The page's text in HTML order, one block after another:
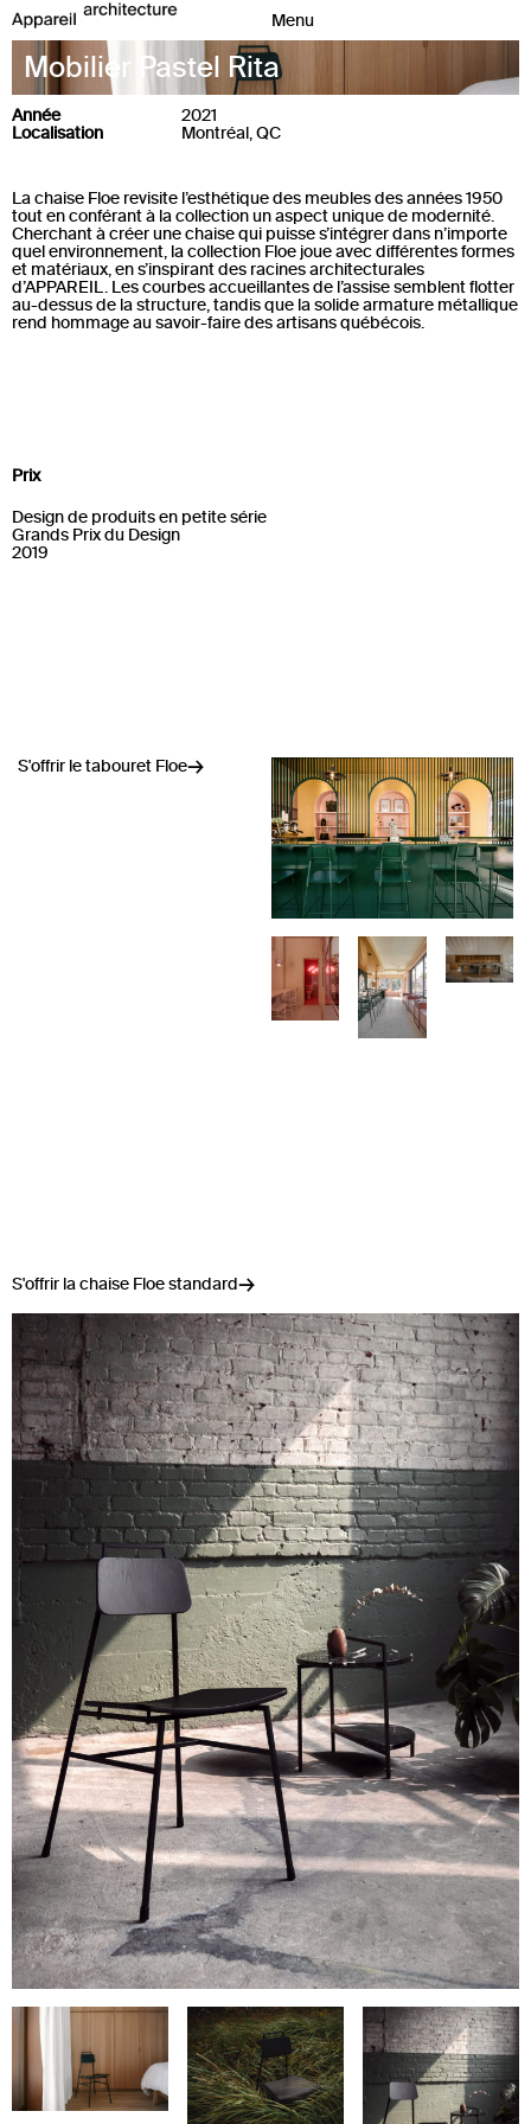
Mobilier Pastel Rita
Année
2021
Localisation
Montréal, QC
La chaise Floe revisite l’esthétique des meubles des années 1950
tout en conférant à la collection un aspect unique de modernité.
Cherchant à créer une chaise qui puisse s’intégrer dans n’importe
quel environnement, la collection Floe joue avec différentes formes
et matériaux, en s’inspirant des racines architecturales
d’APPAREIL. Les courbes accueillantes de l’assise semblent flotter
au-dessus de la structure, tandis que la solide armature métallique
rend hommage au savoir-faire des artisans québécois.
Prix
Design de produits en petite série
Grands Prix du Design
2019
S'offrir le tabouret Floe
S'offrir la chaise Floe standard